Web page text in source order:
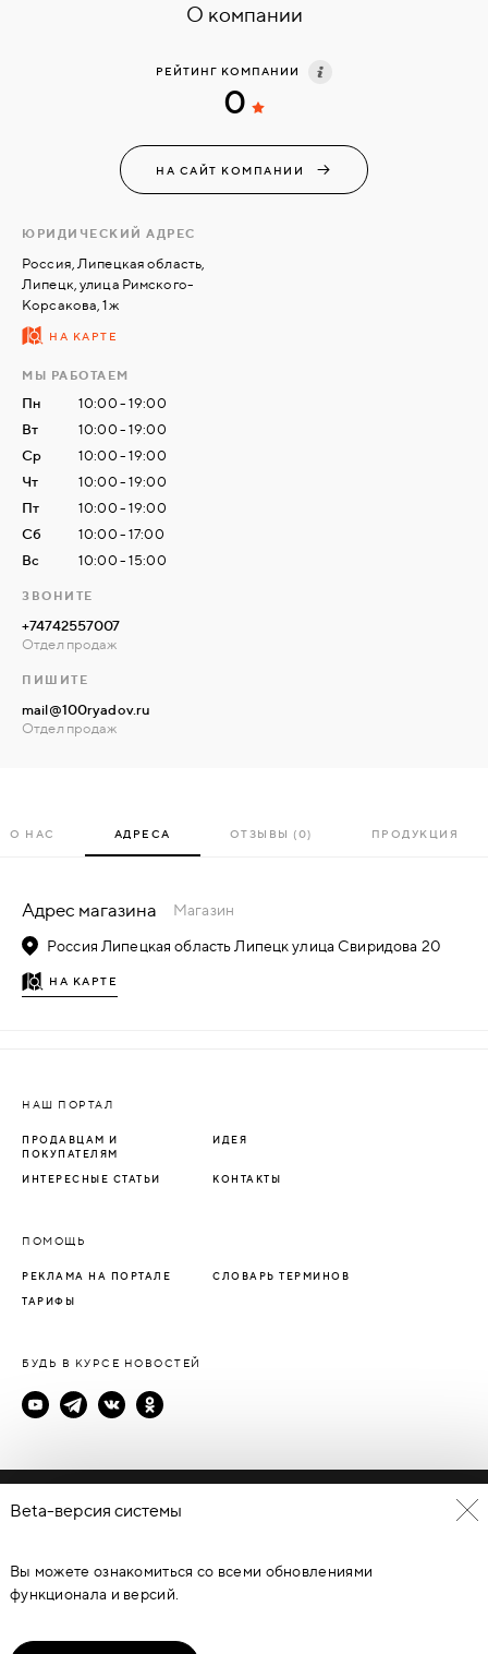
ИНТЕРЕСНЫЕ
СТАТЬИ
С
НАМИ
МОСКВА
О компании
РЕЙТИНГ КОМПАНИИ
0
НА САЙТ КОМПАНИИ
ЮРИДИЧЕСКИЙ АДРЕС
Россия, Липецкая область,
Липецк, улица Римского-
Корсакова, 1ж
НА КАРТЕ
МЫ РАБОТАЕМ
Пн
10:00 - 19:00
Вт
10:00 - 19:00
Ср
10:00 - 19:00
Чт
10:00 - 19:00
Пт
10:00 - 19:00
Сб
10:00 - 17:00
Вс
10:00 - 15:00
ЗВОНИТЕ
+74742557007
Отдел продаж
ПИШИТЕ
mail@100ryadov.ru
Отдел продаж
О НАС АДРЕСА ОТЗЫВЫ (0) ПРОДУКЦИЯ
Адрес магазина
Магазин
Россия Липецкая область Липецк улица Свиридова 20
НА КАРТЕ
НАШ ПОРТАЛ
ПРОДАВЦАМ И
ПОКУПАТЕЛЯМ
ИДЕЯ
ИНТЕРЕСНЫЕ СТАТЬИ КОНТАКТЫ
ПОМОЩЬ
РЕКЛАМА НА ПОРТАЛЕ СЛОВАРЬ ТЕРМИНОВ
ТАРИФЫ
БУДЬ В КУРСЕ НОВОСТЕЙ
Политика конфиденциальности
© Каталог дверей - DverProf, 2021-2026Материалы сайта
являются объектами авторского права. Запрещается
копирование, распространение, любое использование
ФЕДЕРАЦИИ ОТ 09.07.93Г. №5351-1 “ОБ АВТОРСКОМ ПРАВЕ И
Beta-версия системы
Вы можете ознакомиться со всеми обновлениями
функционала и версий.